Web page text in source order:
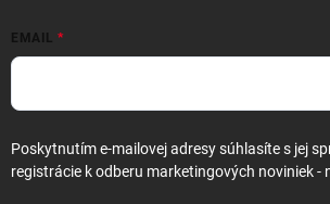
EMAIL
Poskytnutím e-mailovej adresy súhlasíte s jej
registrácie k odberu marketingových noviniek -